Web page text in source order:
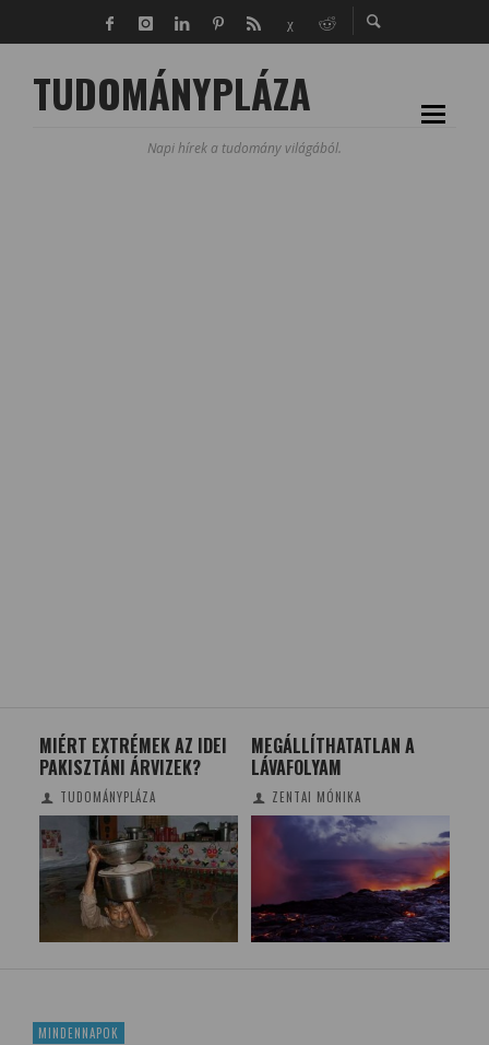
TUDOMÁNYPLÁZA
Napi hírek a tudomány világából.
MIÉRT EXTRÉMEK AZ IDEI
PAKISZTÁNI ÁRVIZEK?
TUDOMÁNYPLÁZA
MEGÁLLÍTHATATLAN A
LÁVAFOLYAM
ZENTAI MÓNIKA
MINDENNAPOK